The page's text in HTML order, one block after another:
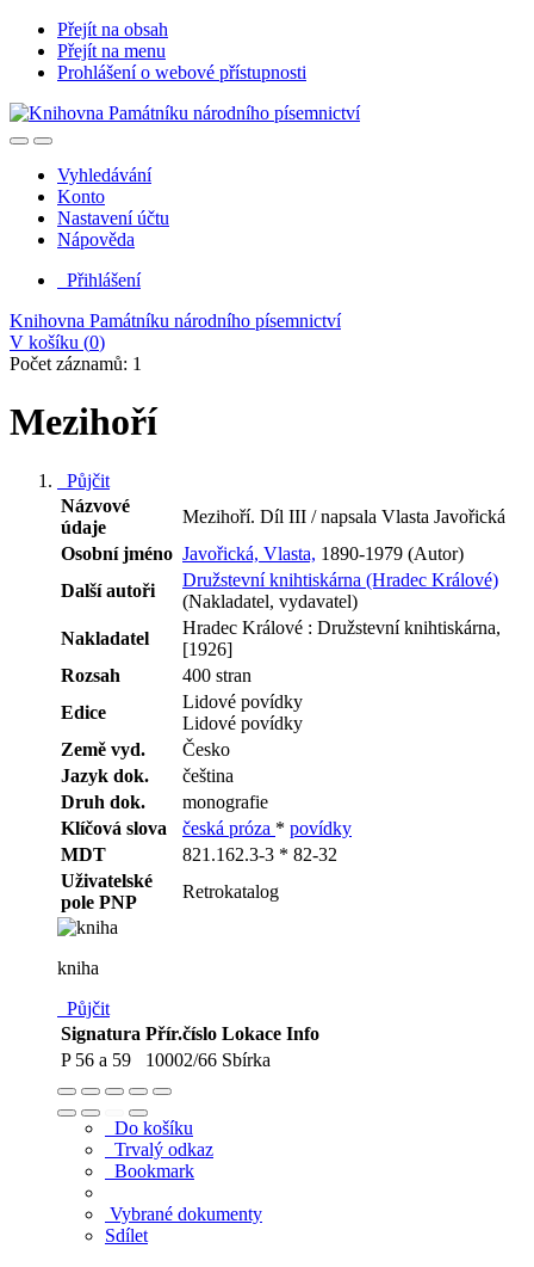
Přejít na obsah
Přejít na menu
Prohlášení o webové přístupnosti
Vyhledávání
Konto
Nastavení účtu
Nápověda
Přihlášení
Knihovna Památníku národního písemnictví
V košíku (0)
Počet záznamů: 1
Mezihoří
Půjčit
Názvové
údaje
Mezihoří. Díl III / napsala Vlasta Javořická
Osobní jméno Javořická, Vlasta, 1890-1979 (Autor)
Další autoři
Družstevní knihtiskárna (Hradec Králové)
(Nakladatel, vydavatel)
Nakladatel
Hradec Králové : Družstevní knihtiskárna,
[1926]
Rozsah
400 stran
Edice
Lidové povídky
Lidové povídky
Země vyd.
Česko
Jazyk dok.
čeština
Druh dok.
monografie
Klíčová slova
česká próza * povídky
MDT
821.162.3-3 * 82-32
Uživatelské
pole PNP
Retrokatalog
kniha
Půjčit
Signatura Přír.číslo Lokace Info
P 56 a 59
10002/66 Sbírka
Do košíku
Trvalý odkaz
Bookmark
Vybrané dokumenty
Sdílet